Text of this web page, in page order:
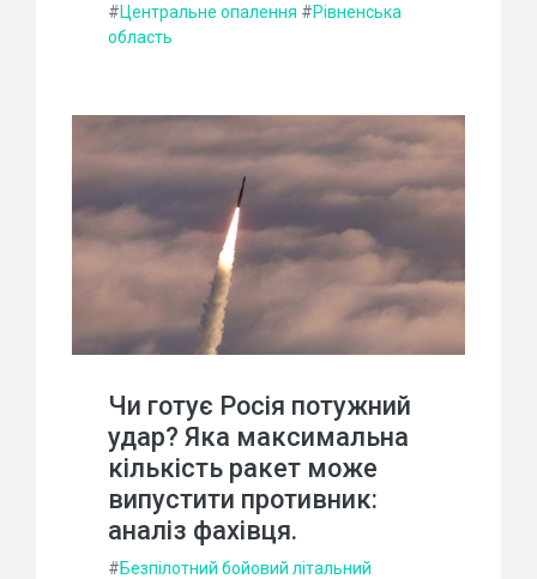
#Центральне опалення #Рівненська
область
Чи готує Росія потужний
удар? Яка максимальна
кількість ракет може
випустити противник:
аналіз фахівця.
#Безпілотний бойовий літальний